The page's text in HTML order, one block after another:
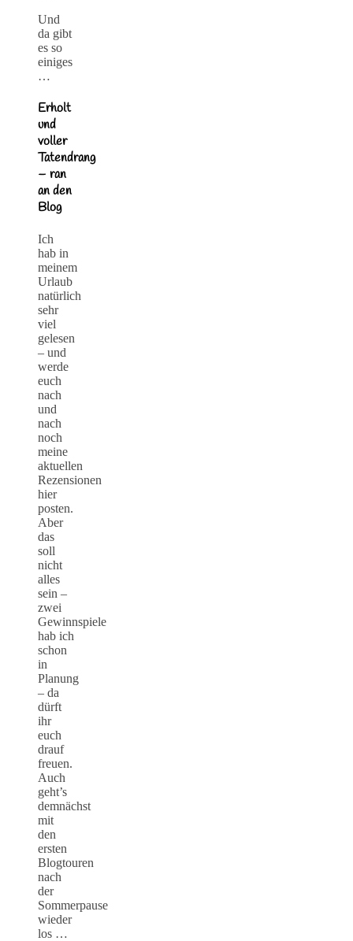
Und
da gibt
es so
einiges
…
Erholt
und
voller
Tatendrang
– ran
an den
Blog
Ich
hab in
meinem
Urlaub
natürlich
sehr
viel
gelesen
– und
werde
euch
nach
und
nach
noch
meine
aktuellen
Rezensionen
hier
posten.
Aber
das
soll
nicht
alles
sein –
zwei
Gewinnspiele
hab ich
schon
in
Planung
– da
dürft
ihr
euch
drauf
freuen.
Auch
geht’s
demnächst
mit
den
ersten
Blogtouren
nach
der
Sommerpause
wieder
los …